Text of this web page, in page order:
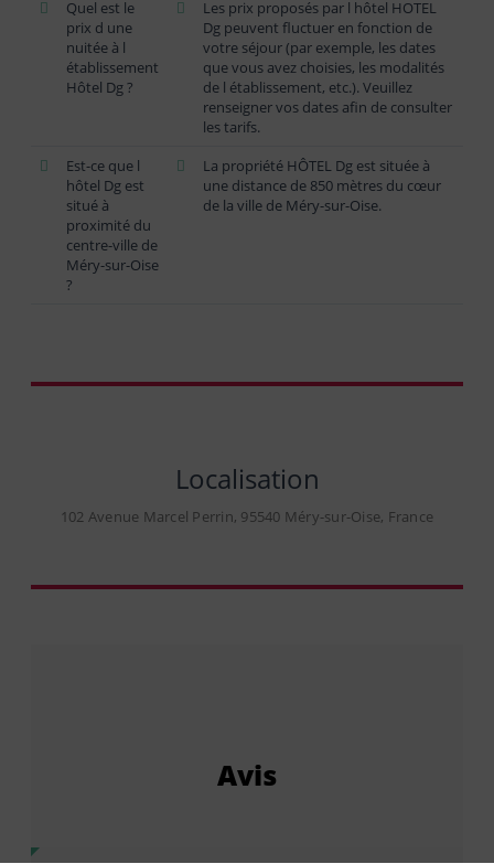
Quel est le
prix d une
nuitée à l
établissement
Hôtel Dg ?
Les prix proposés par l hôtel HOTEL
Dg peuvent fluctuer en fonction de
votre séjour (par exemple, les dates
que vous avez choisies, les modalités
de l établissement, etc.). Veuillez
renseigner vos dates afin de consulter
les tarifs.
Est-ce que l
hôtel Dg est
situé à
proximité du
centre-ville de
Méry-sur-Oise
?
La propriété HÔTEL Dg est située à
une distance de 850 mètres du cœur
de la ville de Méry-sur-Oise.
Localisation
102 Avenue Marcel Perrin, 95540 Méry-sur-Oise, France
Avis